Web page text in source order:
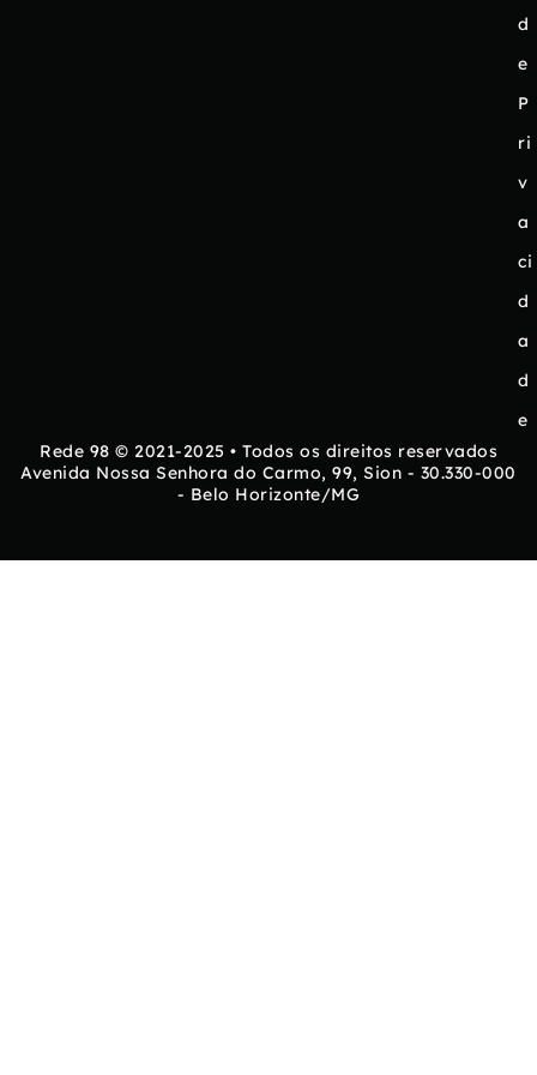
d
e
P
ri
v
a
ci
d
a
d
e
Rede 98 © 2021-2025 • Todos os direitos reservados
Avenida Nossa Senhora do Carmo, 99, Sion - 30.330-000
- Belo Horizonte/MG